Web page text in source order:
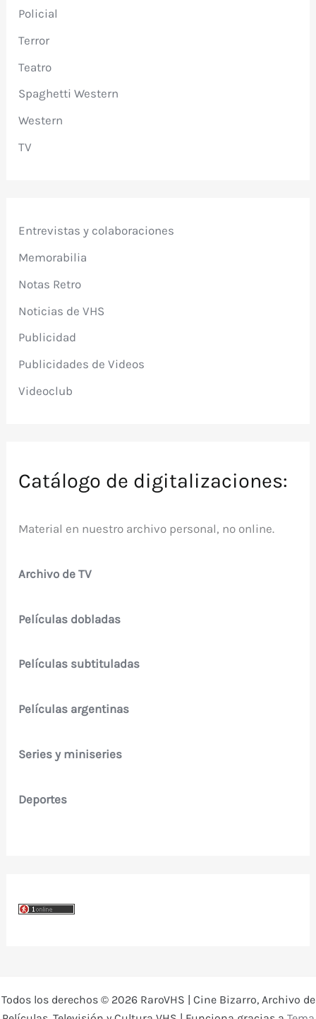
Policial
Terror
Teatro
Spaghetti Western
Western
TV
Entrevistas y colaboraciones
Memorabilia
Notas Retro
Noticias de VHS
Publicidad
Publicidades de Videos
Videoclub
Catálogo de digitalizaciones:
Material en nuestro archivo personal, no online.
Archivo de TV
Películas dobladas
Películas subtituladas
Películas argentinas
Series y miniseries
Deportes
Todos los derechos © 2026 RaroVHS | Cine Bizarro, Archivo de